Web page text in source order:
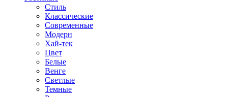
Стиль
Классические
Современные
Модерн
Хай-тек
Цвет
Белые
Венге
Светлые
Темные